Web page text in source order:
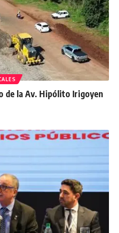
de la Av. Hipólito Irigoyen